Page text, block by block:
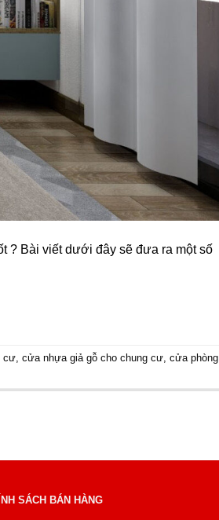
? Bài viết dưới đây sẽ đưa ra một số
cư,cửa nhựa giả gỗ cho chung cư,cửa phòng
SÁCH BÁN HÀNG